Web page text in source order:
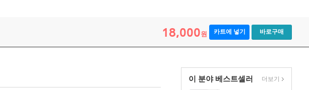
18,000원 카트에 넣기 바로구매
이 분야 베스트셀러 더보기